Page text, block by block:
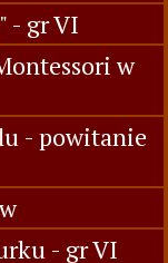
- gr VI
w
- powitanie
- gr VI